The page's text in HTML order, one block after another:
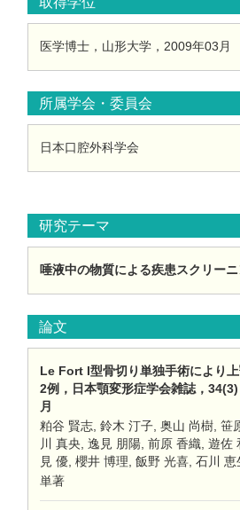
医学博士，山形大学，2009年03月
所属学会・委員会
日本口腔外科学会
研究テーマ
唾液中の物質による疾患スクリー
論文
Le Fort I型骨切り単独手術により
2例，日本顎変形症学会雑誌，
月
粕谷 賢志, 鈴木 汀子, 奥山 尚樹, 笹
川 真央, 逸見 朋陽, 前原 香織, 遊佐
見 優, 櫻井 博理, 飯野 光喜, 石川 恵
単著